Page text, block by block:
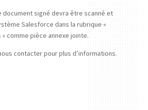
document signé devra être scanné et
Salesforce dans la rubrique «
comme pièce annexe jointe.
contacter pour plus d’informations.